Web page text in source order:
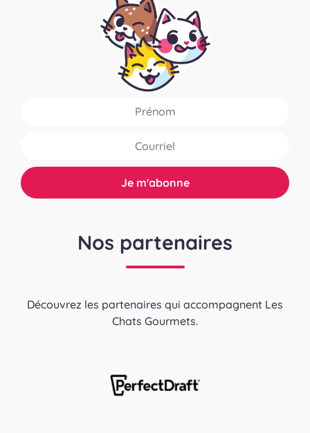
Nos partenaires
Découvrez les partenaires qui accompagnent Les
Chats Gourmets.